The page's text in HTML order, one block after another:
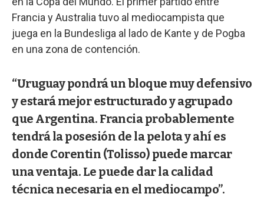
Francia y Australia tuvo al mediocampista que
juega en la Bundesliga al lado de Kante y de Pogba
en una zona de contención.
“Uruguay pondrá un bloque muy defensivo
y estará mejor estructurado y agrupado
que Argentina. Francia probablemente
tendrá la posesión de la pelota y ahí es
donde Corentin (Tolisso) puede marcar
una ventaja. Le puede dar la calidad
técnica necesaria en el mediocampo”.